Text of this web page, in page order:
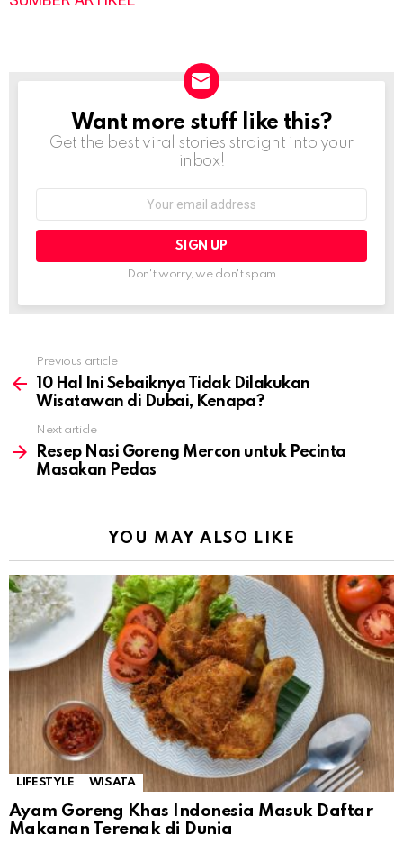
NEWSLETTER
Want more stuff like this?
Get the best viral stories straight into your
inbox!
Don't worry, we don't spam
more
Previous article
10 Hal Ini Sebaiknya Tidak Dilakukan
Wisatawan di Dubai, Kenapa?
Next article
Resep Nasi Goreng Mercon untuk Pecinta
Masakan Pedas
YOU MAY ALSO LIKE
LIFESTYLE WISATA
Ayam Goreng Khas Indonesia Masuk Daftar
Makanan Terenak di Dunia